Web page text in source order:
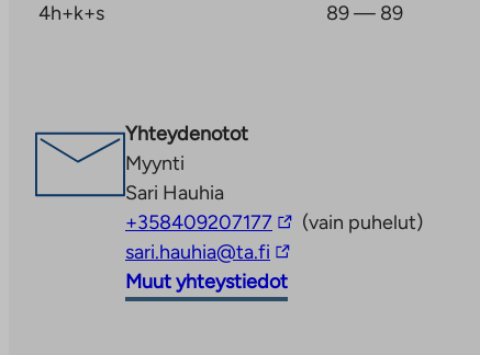
4h+k+s
89 — 89
Yhteydenotot
Myynti
Sari Hauhia
+358409207177 Linkki
vie
ulkopuoliseen
(vain puhelut)
sari.hauhia@ta.fi Linkki
vie
Muut yhteystiedot